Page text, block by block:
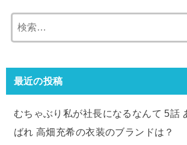
索:
最近の投稿
むちゃぶり私が社長になるなんて 5話
ばれ 高畑充希の衣装のブランドは？